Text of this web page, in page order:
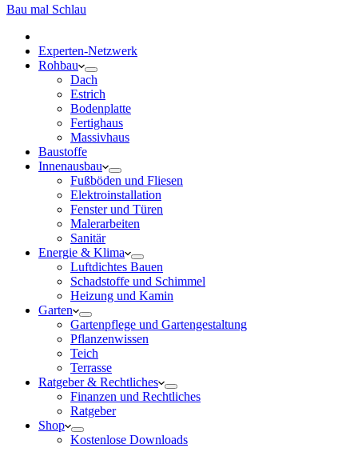
Bau mal Schlau
Experten-Netzwerk
Rohbau
Dach
Estrich
Bodenplatte
Fertighaus
Massivhaus
Baustoffe
Innenausbau
Fußböden und Fliesen
Elektroinstallation
Fenster und Türen
Malerarbeiten
Sanitär
Energie & Klima
Luftdichtes Bauen
Schadstoffe und Schimmel
Heizung und Kamin
Garten
Gartenpflege und Gartengestaltung
Pflanzenwissen
Teich
Terrasse
Ratgeber & Rechtliches
Finanzen und Rechtliches
Ratgeber
Shop
Kostenlose Downloads